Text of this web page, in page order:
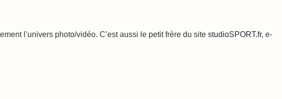
l’univers photo/vidéo. C’est aussi le petit frère du site studioSPORT.fr, e-